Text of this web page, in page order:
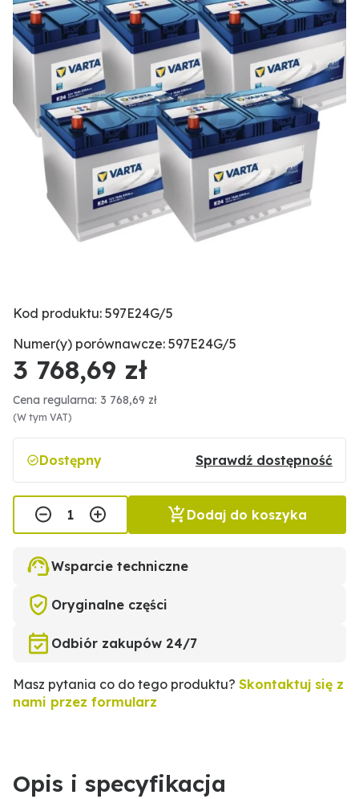
Kod produktu: 597E24G/5
Numer(y) porównawcze: 597E24G/5
3 768,69 zł
Cena regularna: 3 768,69 zł
(W tym VAT)
Dostępny Sprawdź dostępność
Dodaj do koszyka
Wsparcie techniczne
Oryginalne części
Odbiór zakupów 24/7
Masz pytania co do tego produktu? Skontaktuj się z
nami przez formularz
Opis i specyfikacja